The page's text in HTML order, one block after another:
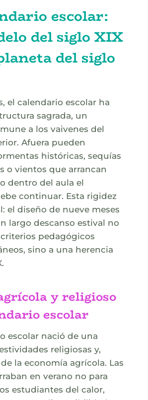
escolar:
del siglo XIX
del siglo
el calendario escolar ha
sagrada, un
a los vaivenes del
Afuera pueden
históricas, sequías
o vientos que arrancan
dentro del aula el
continuar. Esta rigidez
el diseño de nueve meses
largo descanso estival no
pedagógicos
sino a una herencia
y religioso
escolar
escolar nació de una
religiosas y,
la economía agrícola. Las
en verano no para
estudiantes del calor,